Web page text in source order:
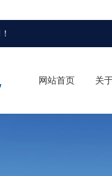
！
网站首页 关